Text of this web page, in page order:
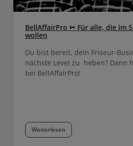
BellAffairPro ✂ Für alle, die im
wollen
Du bist bereit, dein Friseur-
nächste Level zu heben? Dann
bei BellAffairPro!
Weiterlesen